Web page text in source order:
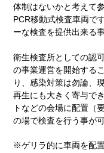
体制はないかと考えて
PCR移動式検査車両で
ーな検査を提供出来る
衛生検査所としての認
の事業運営を開始する
り、感染対策は勿論、
再生にも大きく寄与で
トなどの会場に配置（
の場で検査を行う事が
※ゲリラ的に車両を配